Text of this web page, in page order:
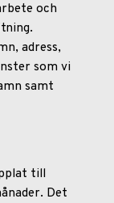
och
adress,
som vi
samt
till
Det